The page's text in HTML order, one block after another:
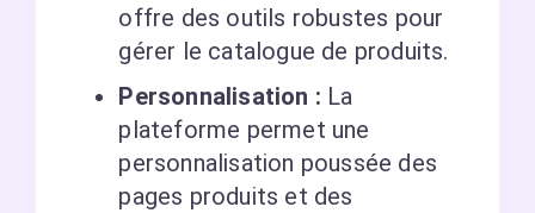
offre des outils robustes pour
gérer le catalogue de produits.
Personnalisation : La
plateforme permet une
personnalisation poussée des
pages produits et des